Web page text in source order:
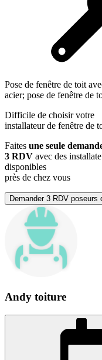
Pose de fenêtre de toit
acier; pose de fenêtre de
Difficile de choisir votre
installateur de fenêtre de
Faites une seule
3 RDV avec des
disponibles
près de chez vous
Demander 3 RDV poseurs
Andy toiture